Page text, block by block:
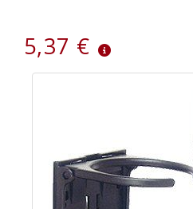
5,37 €